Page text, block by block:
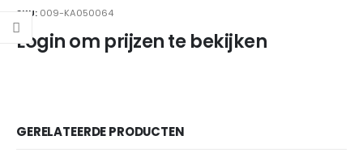
SKU: 009-KA050064
Login om prijzen te bekijken
GERELATEERDE PRODUCTEN